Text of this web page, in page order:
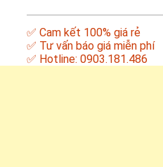
✅ Cam kết 100% giá rẻ
✅ Tư vấn báo giá miễn phí
✅ Hotline: 0903.181.486